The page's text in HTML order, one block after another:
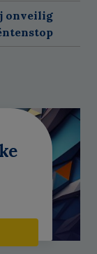
onveilig